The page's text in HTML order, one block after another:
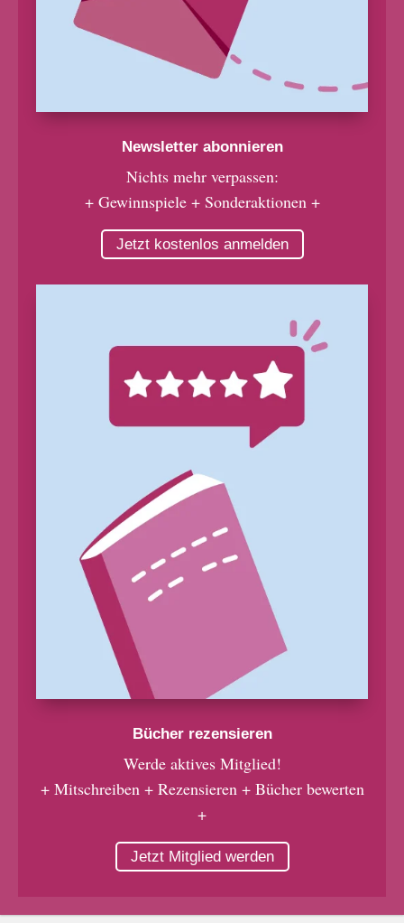
Newsletter abonnieren
Nichts mehr verpassen:
+ Gewinnspiele + Sonderaktionen +
Jetzt kostenlos anmelden
Bücher rezensieren
Werde aktives Mitglied!
+ Mitschreiben + Rezensieren + Bücher bewerten
+
Jetzt Mitglied werden